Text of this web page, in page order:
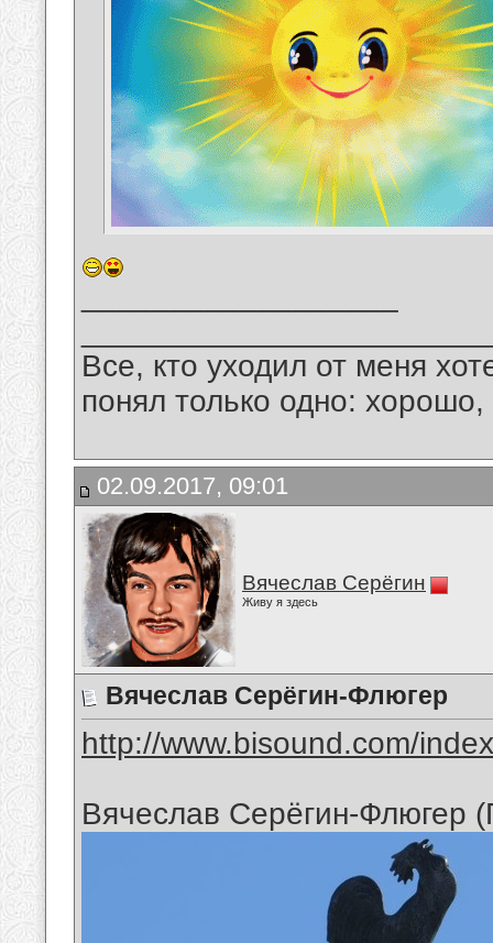
Все, кто уходил от меня
понял только одно:
02.09.2017, 09:01
Вячеслав Серёгин
Живу я здесь
Вячеслав Серёгин-Флюгер
http://www.bisound.com/
Вячеслав Серёгин-Флюгер